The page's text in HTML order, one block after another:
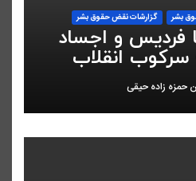
بشر گزارشات نقض حقوق بشر
فردیس و اجساد
انقلاب
زاده حیقی